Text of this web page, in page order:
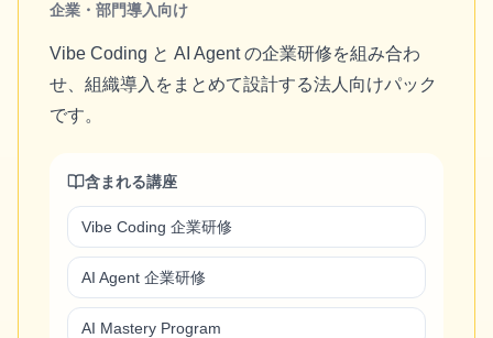
企業・部門導入向け
Vibe Coding と AI Agent の企業研修を組み合わ
せ、組織導入をまとめて設計する法人向けパック
です。
含まれる講座
Vibe Coding 企業研修
AI Agent 企業研修
AI Mastery Program